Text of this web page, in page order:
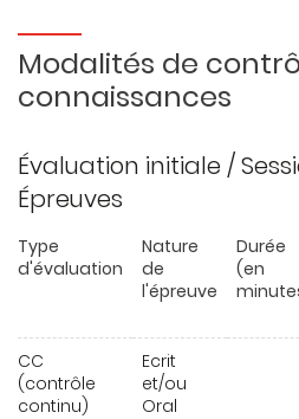
Modalités de
connaissances
Évaluation initiale /
Épreuves
Type
d'évaluation
Nature
de
l'épreuve
Durée
(en
CC
(contrôle
continu)
Ecrit
et/ou
Oral